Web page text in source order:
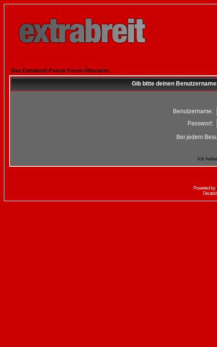
Das Extrabreit-Forum Foren-Übersicht
Gib bitte deinen
Benutzername:
Passwort:
Bei jedem
Ich
Powered by